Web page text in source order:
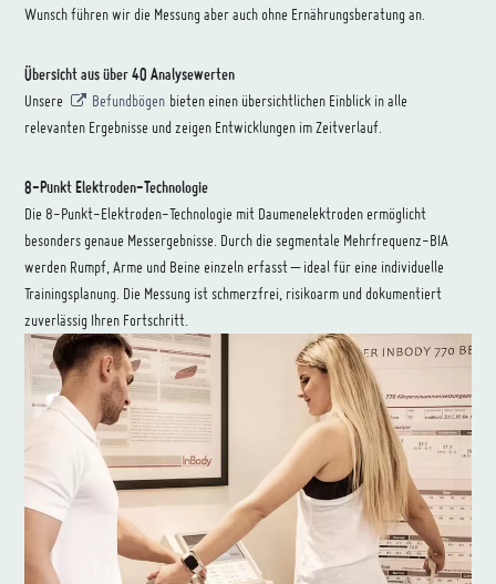
Wunsch führen wir die Messung aber auch ohne Ernährungsberatung an.
Übersicht aus über 40 Analysewerten
Unsere Befundbögen bieten einen übersichtlichen Einblick in alle
relevanten Ergebnisse und zeigen Entwicklungen im Zeitverlauf.
8-Punkt Elektroden-Technologie
Die 8-Punkt-Elektroden-Technologie mit Daumenelektroden ermöglicht
besonders genaue Messergebnisse. Durch die segmentale Mehrfrequenz-BIA
werden Rumpf, Arme und Beine einzeln erfasst – ideal für eine individuelle
Trainingsplanung. Die Messung ist schmerzfrei, risikoarm und dokumentiert
zuverlässig Ihren Fortschritt.